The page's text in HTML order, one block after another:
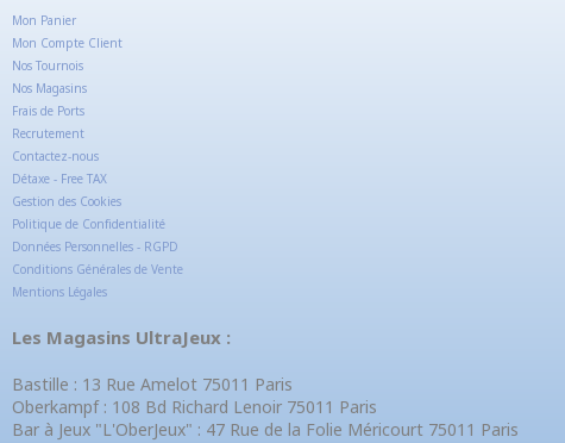
Mon Panier
Mon Compte Client
Nos Tournois
Nos Magasins
Frais de Ports
Recrutement
Contactez-nous
Détaxe - Free TAX
Gestion des Cookies
Politique de Confidentialité
Données Personnelles - RGPD
Conditions Générales de Vente
Mentions Légales
Les Magasins UltraJeux :
Bastille : 13 Rue Amelot 75011 Paris
Oberkampf : 108 Bd Richard Lenoir 75011 Paris
Bar à Jeux "L'OberJeux" : 47 Rue de la Folie Méricourt 75011 Paris